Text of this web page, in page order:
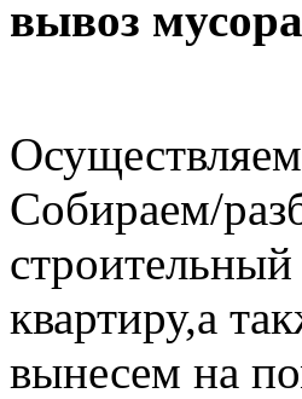
вывоз
Собираем/
квартиру,а
вынесем на